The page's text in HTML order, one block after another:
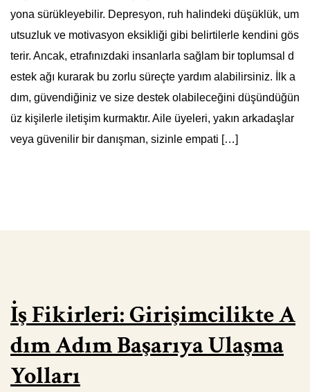
yona sürükleyebilir. Depresyon, ruh halindeki düşüklük, um
utsuzluk ve motivasyon eksikliği gibi belirtilerle kendini gös
terir. Ancak, etrafınızdaki insanlarla sağlam bir toplumsal d
estek ağı kurarak bu zorlu süreçte yardım alabilirsiniz. İlk a
dım, güvendiğiniz ve size destek olabileceğini düşündüğün
üz kişilerle iletişim kurmaktır. Aile üyeleri, yakın arkadaşlar
veya güvenilir bir danışman, sizinle empati […]
İş Fikirleri: Girişimcilikte A
dım Adım Başarıya Ulaşma
Yolları